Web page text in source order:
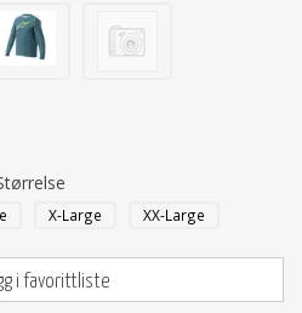
X-Large XX-Large
i favorittliste